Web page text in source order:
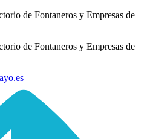
de Fontaneros y Empresas de
de Fontaneros y Empresas de